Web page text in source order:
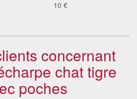
10 €
concernant
chat tigre
poches